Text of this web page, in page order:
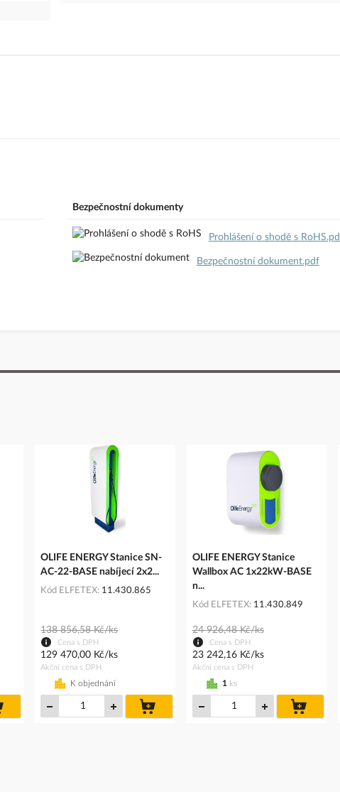
Bezpečnostní dokumenty
Prohlášení o shodě s
Bezpečnostní dokument.pdf
košíku
OLIFE ENERGY Stanice SN-
AC-22-BASE nabíjecí 2x2...
Kód ELFETEX 11.430.865
Cena s DPH
138 856,58 Kč/ks
Akční cena s DPH
129 470,00 Kč/ks
K objednání
košíku
OLIFE ENERGY Stanice
Wallbox AC 1x22kW-BASE
n...
Kód ELFETEX 11.430.849
Cena s DPH
24 926,48 Kč/ks
Akční cena s DPH
23 242,16 Kč/ks
1 ks
košíku